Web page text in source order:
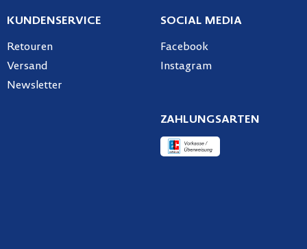
KUNDENSERVICE
Retouren
Versand
Newsletter
SOCIAL MEDIA
Facebook
Instagram
ZAHLUNGSARTEN